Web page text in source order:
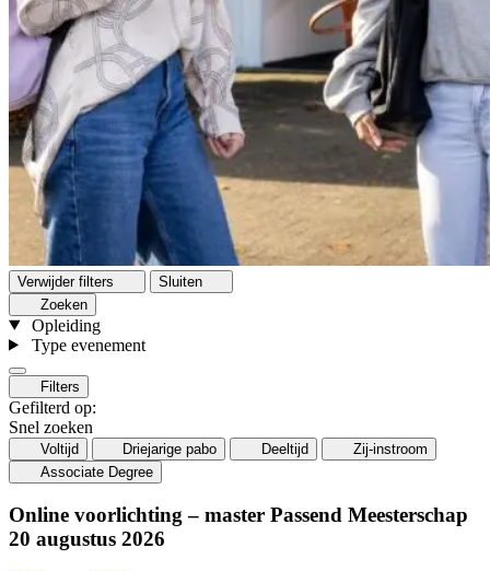
Verwijder filters
Sluiten
Zoeken
Opleiding
Type evenement
Filters
Gefilterd op:
Snel zoeken
Voltijd Driejarige pabo Deeltijd
Zij-instroom
Associate Degree
Online voorlichting – master Passend Meesterschap
20 augustus 2026